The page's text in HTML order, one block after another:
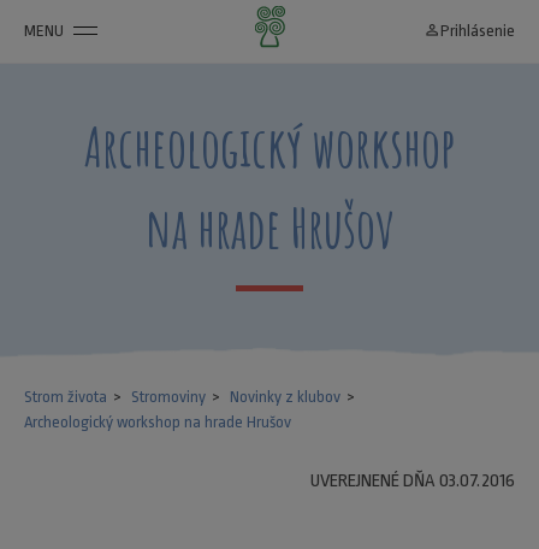
MENU person_outline Prihlásenie
Archeologický workshop
na hrade Hrušov
Strom života Stromoviny
Novinky z klubov
Archeologický workshop na hrade Hrušov
UVEREJNENÉ DŇA 03.07.2016